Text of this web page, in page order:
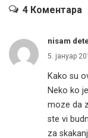
4 Коментара
nisam
5. јануар
Kako su
Neko ko
moze da
ste vi
za